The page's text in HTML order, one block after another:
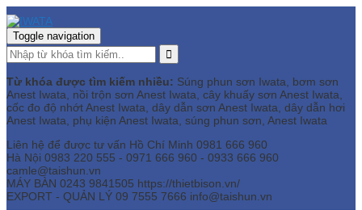
Toggle navigation
Từ khóa được tìm kiếm nhiều: Súng phun sơn Iwata, bơm sơn
Anest Iwata, nồi trộn sơn Anest Iwata, cây khuấy sơn Anest Iwata,
cốc đo độ nhớt Anest Iwata, dây dẫn sơn Anest Iwata, dây dẫn hơi
Anest Iwata, phụ kiện Anest Iwata, súng phun sơn, Anest Iwata
Liên hệ để được tư vấn Hồ Chí Minh 0981 666 960
Hà Nội 0983 220 555 - 0971 666 960 - 0933 666 960
camle@taishun.vn
MÁY BÀN 0243 9841505 https://thietbison.vn/
EXPORT - QUẢN LÝ 09 7555 7666 info@taishun.vn